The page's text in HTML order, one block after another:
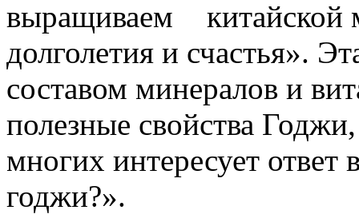
китайской
долголетия и счастья».
составом минералов и
полезные свойства
многих интересует ответ
годжи?».